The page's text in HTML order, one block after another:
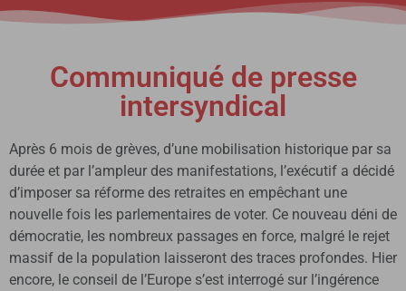
Communiqué de presse
intersyndical
Après 6 mois de grèves, d’une mobilisation historique par sa
durée et par l’ampleur des manifestations, l’exécutif a décidé
d’imposer sa réforme des retraites en empêchant une
nouvelle fois les parlementaires de voter. Ce nouveau déni de
démocratie, les nombreux passages en force, malgré le rejet
massif de la population laisseront des traces profondes. Hier
encore, le conseil de l’Europe s’est interrogé sur l’ingérence